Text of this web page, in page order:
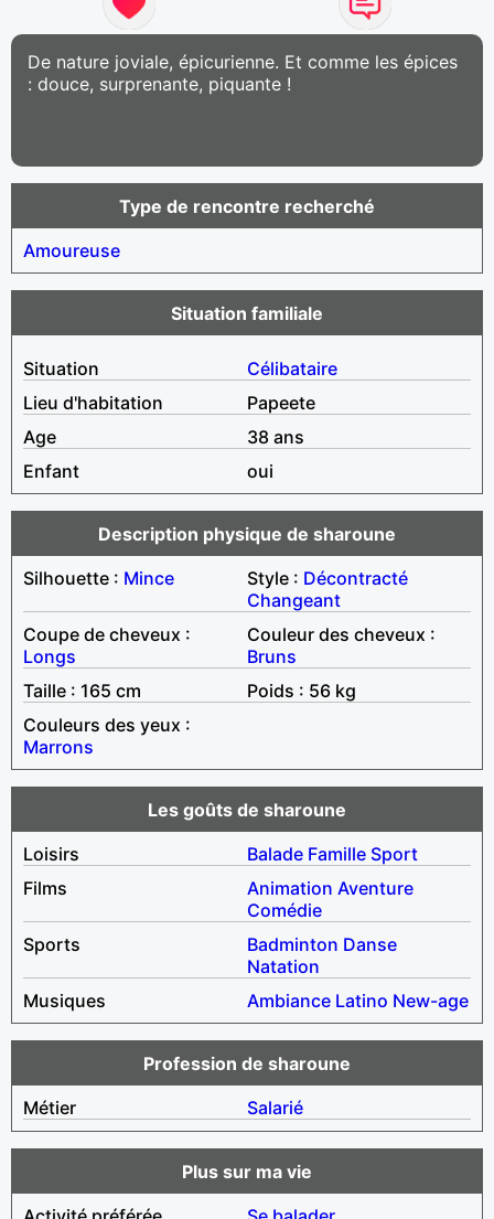
De nature joviale, épicurienne. Et comme les épices
: douce, surprenante, piquante !
Type de rencontre recherché
Amoureuse
Situation familiale
Situation
Célibataire
Lieu d'habitation
Papeete
Age
38 ans
Enfant
oui
Description physique de sharoune
Silhouette : Mince Style : Décontracté
Changeant
Coupe de cheveux :
Longs
Couleur des cheveux :
Bruns
Taille : 165 cm
Poids : 56 kg
Couleurs des yeux :
Marrons
Les goûts de sharoune
Loisirs
Balade Famille Sport
Films
Animation Aventure
Comédie
Sports
Badminton Danse
Natation
Musiques
Ambiance Latino New-age
Profession de sharoune
Métier
Salarié
Plus sur ma vie